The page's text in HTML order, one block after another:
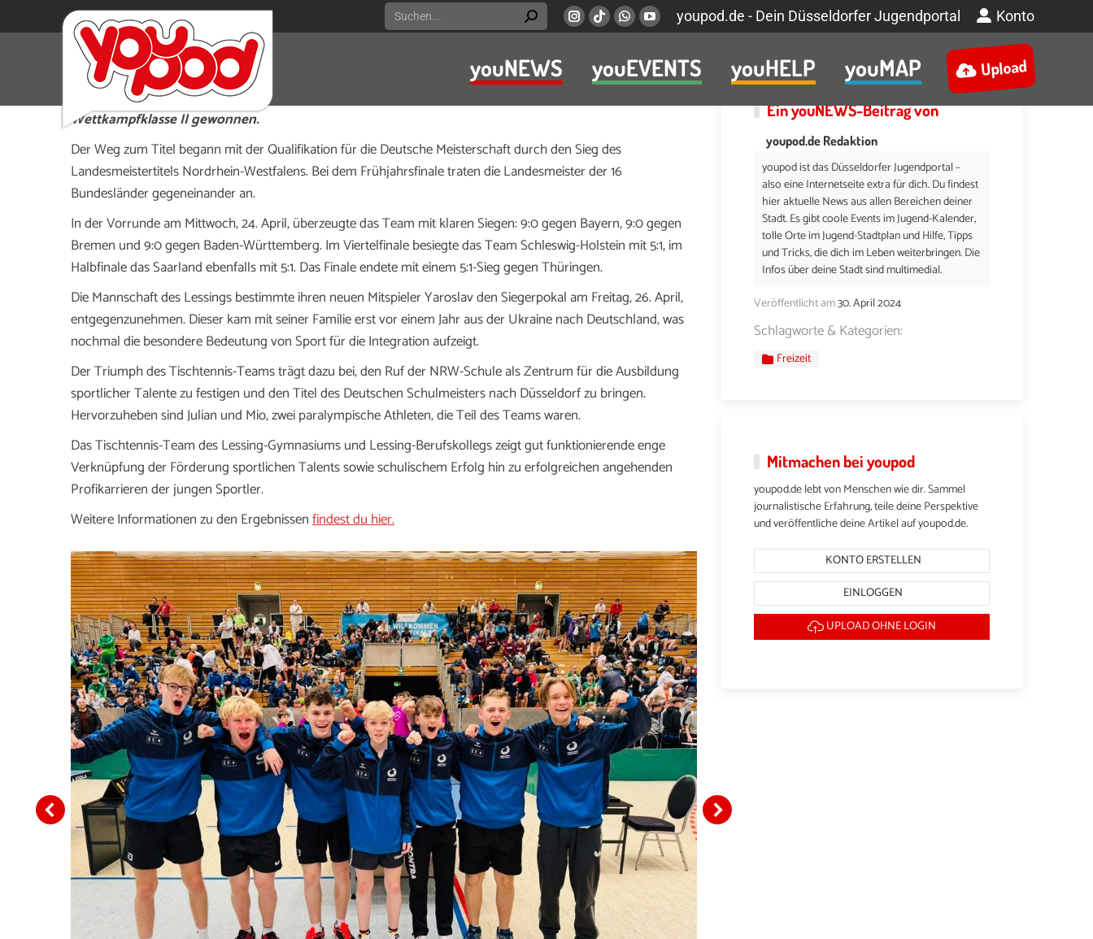
Search:
Instagram
opens
new
Viber
opens
in
new
Whatsapp
opens
in
new
YouTube
opens
in
new
youpod.de - Dein Düsseldorfer Jugendportal Konto
youNEWS youEVENTS youHELP youMAP Upload
Das Tischtennis-Team des Lessing-Gymnasiums und Lessing-Berufskollegs hat die Deutsche
Schulmeisterschaft bei dem Frühjahrsfinale von “Jugend trainiert für Olympia und Paralympics” in der
Wettkampfklasse II gewonnen.
Der Weg zum Titel begann mit der Qualifikation für die Deutsche Meisterschaft durch den Sieg des
Landesmeistertitels Nordrhein-Westfalens. Bei dem Frühjahrsfinale traten die Landesmeister der 16
Bundesländer gegeneinander an.
In der Vorrunde am Mittwoch, 24. April, überzeugte das Team mit klaren Siegen: 9:0 gegen Bayern, 9:0 gegen
Bremen und 9:0 gegen Baden-Württemberg. Im Viertelfinale besiegte das Team Schleswig-Holstein mit 5:1, im
Halbfinale das Saarland ebenfalls mit 5:1. Das Finale endete mit einem 5:1-Sieg gegen Thüringen.
Die Mannschaft des Lessings bestimmte ihren neuen Mitspieler Yaroslav den Siegerpokal am Freitag, 26. April,
entgegenzunehmen. Dieser kam mit seiner Familie erst vor einem Jahr aus der Ukraine nach Deutschland, was
nochmal die besondere Bedeutung von Sport für die Integration aufzeigt.
Der Triumph des Tischtennis-Teams trägt dazu bei, den Ruf der NRW-Schule als Zentrum für die Ausbildung
sportlicher Talente zu festigen und den Titel des Deutschen Schulmeisters nach Düsseldorf zu bringen.
Hervorzuheben sind Julian und Mio, zwei paralympische Athleten, die Teil des Teams waren.
Das Tischtennis-Team des Lessing-Gymnasiums und Lessing-Berufskollegs zeigt gut funktionierende enge
Verknüpfung der Förderung sportlichen Talents sowie schulischem Erfolg hin zu erfolgreichen angehenden
Profikarrieren der jungen Sportler.
Weitere Informationen zu den Ergebnissenfindest du hier.
EinyouNEWS-Beitrag von
youpod.de Redaktion
youpod ist das Düsseldorfer Jugendportal –
also eine Internetseite extra für dich. Du findest
hier aktuelle News aus allen Bereichen deiner
Stadt. Es gibt coole Events im Jugend-Kalender,
tolle Orte im Jugend-Stadtplan und Hilfe, Tipps
und Tricks, die dich im Leben weiterbringen. Die
Infos über deine Stadt sind multimedial.
Veröffentlicht am30. April 2024
Schlagworte & Kategorien:
Freizeit
Mitmachen bei youpod
youpod.de lebt von Menschen wie dir. Sammel
journalistische Erfahrung, teile deine Perspektive
und veröffentliche deine Artikel auf youpod.de.
KONTO ERSTELLEN
EINLOGGEN
UPLOAD OHNE LOGIN